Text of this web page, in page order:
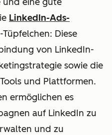
LinkedIn-Ads-
Diese
von LinkedIn-
sowie die
und Plattformen.
ermöglichen es
auf LinkedIn zu
und zu